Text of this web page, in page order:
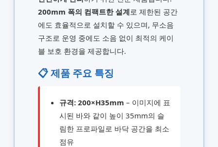
200mm 폭의 컴팩트한 설계로 제한된 공간
에도 효율적으로 설치할 수 있으며, 무소음
구조로 운영 중에도 소음 없이 최적의 케이
블 보호 환경을 제공합니다.
📋 제품 주요 특징
규격: 200×H35mm – 이미지에 표
시된 바와 같이 높이 35mm의 슬
림한 프로파일로 바닥 공간을 최소
점유